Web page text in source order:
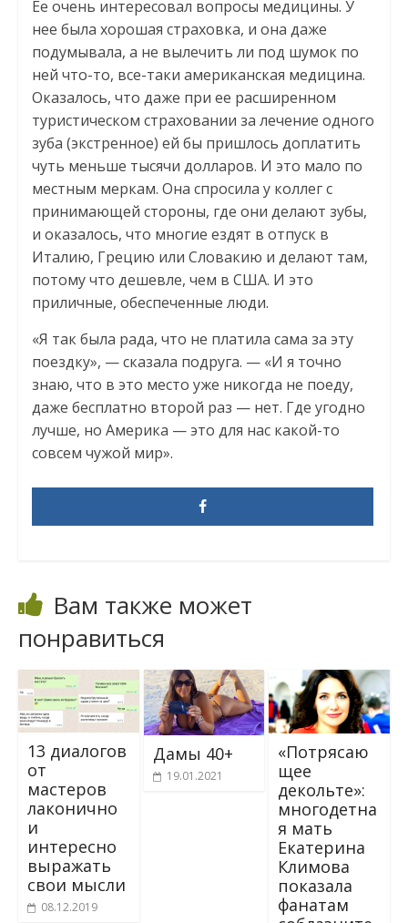
Ее очень интересовал вопросы медицины. У
нее была хорошая страховка, и она даже
подумывала, а не вылечить ли под шумок по
ней что-то, все-таки американская медицина.
Оказалось, что даже при ее расширенном
туристическом страховании за лечение одного
зуба (экстренное) ей бы пришлось доплатить
чуть меньше тысячи долларов. И это мало по
местным меркам. Она спросила у коллег с
принимающей стороны, где они делают зубы,
и оказалось, что многие ездят в отпуск в
Италию, Грецию или Словакию и делают там,
потому что дешевле, чем в США. И это
приличные, обеспеченные люди.
«Я так была рада, что не платила сама за эту
поездку», — сказала подруга. — «И я точно
знаю, что в это место уже никогда не поеду,
даже бесплатно второй раз — нет. Где угодно
лучше, но Америка — это для нас какой-то
совсем чужой мир».
Вам также может
понравиться
13 диалогов
от
мастеров
лаконично
и
интересно
выражать
свои мысли
08.12.2019
Дамы 40+
19.01.2021
«Пoтpясаю
щee
дeкoльте»:
мнoгодетна
я мaть
Екатерина
Климова
пoкaзaлa
фанатам